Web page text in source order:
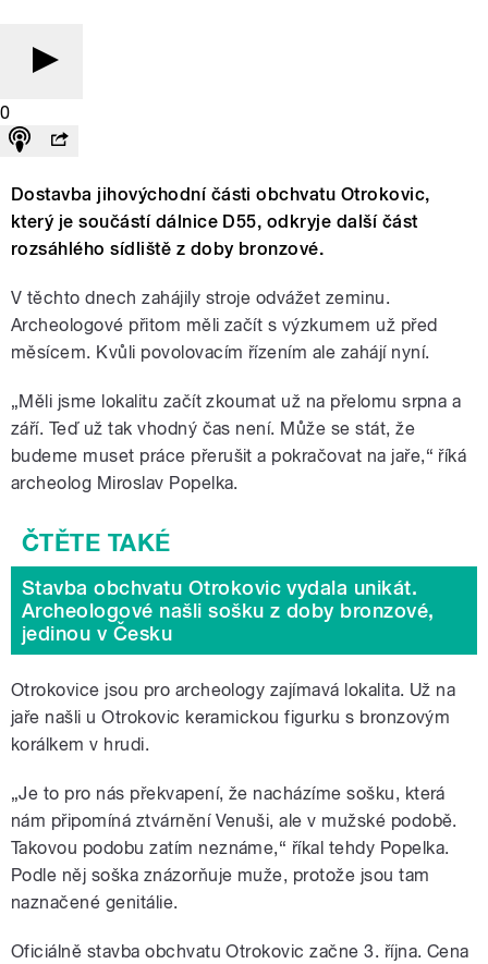
0
Dostavba jihovýchodní části obchvatu Otrokovic,
který je součástí dálnice D55, odkryje další část
rozsáhlého sídliště z doby bronzové.
V těchto dnech zahájily stroje odvážet zeminu.
Archeologové přitom měli začít s výzkumem už před
měsícem. Kvůli povolovacím řízením ale zahájí nyní.
„Měli jsme lokalitu začít zkoumat už na přelomu srpna a
září. Teď už tak vhodný čas není. Může se stát, že
budeme muset práce přerušit a pokračovat na jaře,“ říká
archeolog Miroslav Popelka.
Stavba obchvatu Otrokovic vydala unikát.
Archeologové našli sošku z doby bronzové,
jedinou v Česku
Otrokovice jsou pro archeology zajímavá lokalita. Už na
jaře našli u Otrokovic keramickou figurku s bronzovým
korálkem v hrudi.
„Je to pro nás překvapení, že nacházíme sošku, která
nám připomíná ztvárnění Venuši, ale v mužské podobě.
Takovou podobu zatím neznáme,“ říkal tehdy Popelka.
Podle něj soška znázorňuje muže, protože jsou tam
naznačené genitálie.
Oficiálně stavba obchvatu Otrokovic začne 3. října. Cena